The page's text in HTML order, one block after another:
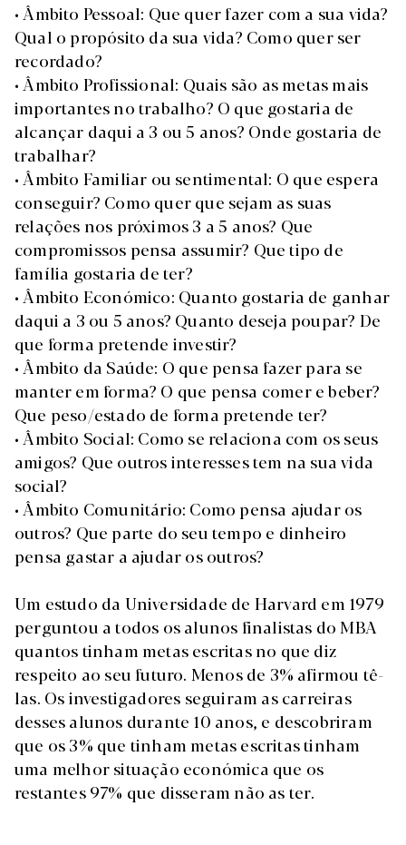
• Âmbito Pessoal: Que quer fazer com a sua vida?
Qual o propósito da sua vida? Como quer ser
recordado?
• Âmbito Profissional: Quais são as metas mais
importantes no trabalho? O que gostaria de
alcançar daqui a 3 ou 5 anos? Onde gostaria de
trabalhar?
• Âmbito Familiar ou sentimental: O que espera
conseguir? Como quer que sejam as suas
relações nos próximos 3 a 5 anos? Que
compromissos pensa assumir? Que tipo de
família gostaria de ter?
• Âmbito Económico: Quanto gostaria de ganhar
daqui a 3 ou 5 anos? Quanto deseja poupar? De
que forma pretende investir?
• Âmbito da Saúde: O que pensa fazer para se
manter em forma? O que pensa comer e beber?
Que peso/estado de forma pretende ter?
• Âmbito Social: Como se relaciona com os seus
amigos? Que outros interesses tem na sua vida
social?
• Âmbito Comunitário: Como pensa ajudar os
outros? Que parte do seu tempo e dinheiro
pensa gastar a ajudar os outros?
Um estudo da Universidade de Harvard em 1979
perguntou a todos os alunos finalistas do MBA
quantos tinham metas escritas no que diz
respeito ao seu futuro. Menos de 3% afirmou tê-
las. Os investigadores seguiram as carreiras
desses alunos durante 10 anos, e descobriram
que os 3% que tinham metas escritas tinham
uma melhor situação económica que os
restantes 97% que disseram não as ter.